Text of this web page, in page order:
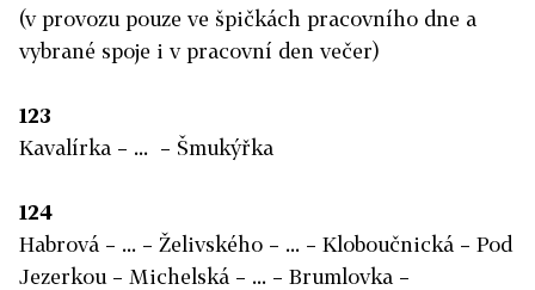
(v provozu pouze ve špičkách pracovního dne a
vybrané spoje i v pracovní den večer)
123
Kavalírka – ... – Šmukýřka
124
Habrová – ... – Želivského – ... – Kloboučnická – Pod
Jezerkou – Michelská – ... – Brumlovka –